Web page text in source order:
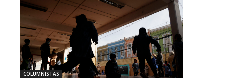
COLUMNISTAS